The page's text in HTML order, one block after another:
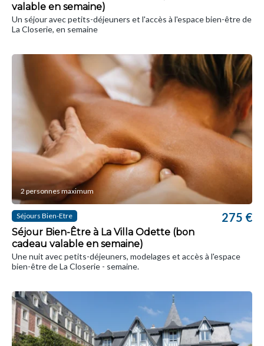
valable en semaine)
Un séjour avec petits-déjeuners et l'accès à l'espace bien-être de
La Closerie, en semaine
2 personnes maximum
Séjours Bien-Etre
Séjour Bien-Être à La Villa Odette (bon
cadeau valable en semaine)
275 €
Une nuit avec petits-déjeuners, modelages et accès à l'espace
bien-être de La Closerie - semaine.